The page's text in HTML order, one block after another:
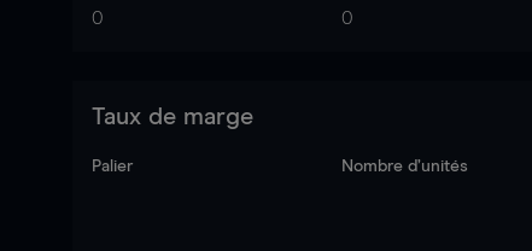
0 0
Taux de marge
Palier Nombre d’unités